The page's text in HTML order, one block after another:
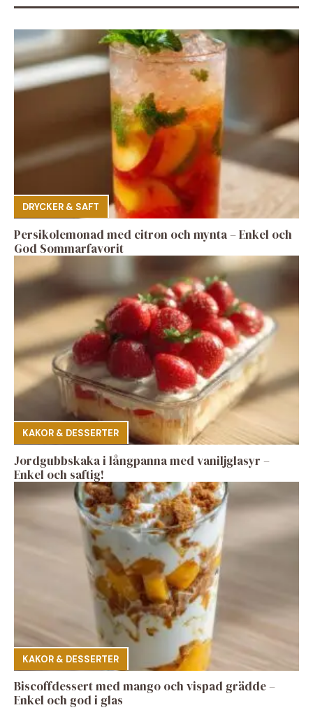
DRYCKER & SAFT
Persikolemonad med citron och mynta – Enkel och
God Sommarfavorit
KAKOR & DESSERTER
Jordgubbskaka i långpanna med vaniljglasyr –
Enkel och saftig!
KAKOR & DESSERTER
Biscoffdessert med mango och vispad grädde –
Enkel och god i glas